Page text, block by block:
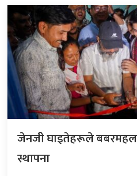
जेनजी घाइतेहरूले
स्थापना